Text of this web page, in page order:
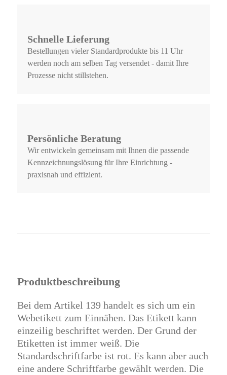
Schnelle Lieferung
Bestellungen vieler Standardprodukte bis 11 Uhr
werden noch am selben Tag versendet - damit Ihre
Prozesse nicht stillstehen.
Persönliche Beratung
Wir entwickeln gemeinsam mit Ihnen die passende
Kennzeichnungslösung für Ihre Einrichtung -
praxisnah und effizient.
Produktbeschreibung
Bei dem Artikel 139 handelt es sich um ein
Webetikett zum Einnähen. Das Etikett kann
einzeilig beschriftet werden. Der Grund der
Etiketten ist immer weiß. Die
Standardschriftfarbe ist rot. Es kann aber auch
eine andere Schriftfarbe gewählt werden. Die